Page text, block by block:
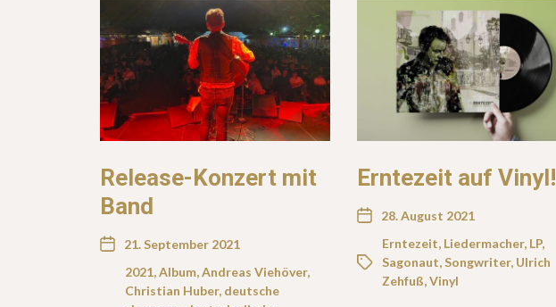
Release-Konzert mit
Band
21. September 2021
2021,Album,Andreas Viehöver,
Christian Huber, deutsche
Erntezeit auf Vinyl!
28. August 2021
Erntezeit, Liedermacher, LP,
Sagonaut,Songwriter, Ulrich
Zehfuß,Vinyl